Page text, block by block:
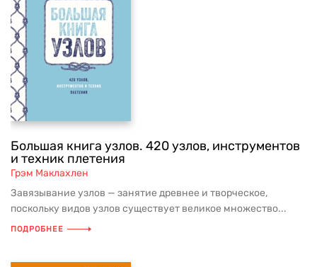
Большая книга узлов. 420 узлов, инструментов
и техник плетения
Грэм Маклахлен
Завязывание узлов — занятие древнее и творческое,
поскольку видов узлов существует великое множество...
ПОДРОБНЕЕ